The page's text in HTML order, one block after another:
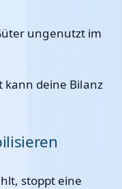
ungenutzt im
kann deine Bilanz
stoppt eine